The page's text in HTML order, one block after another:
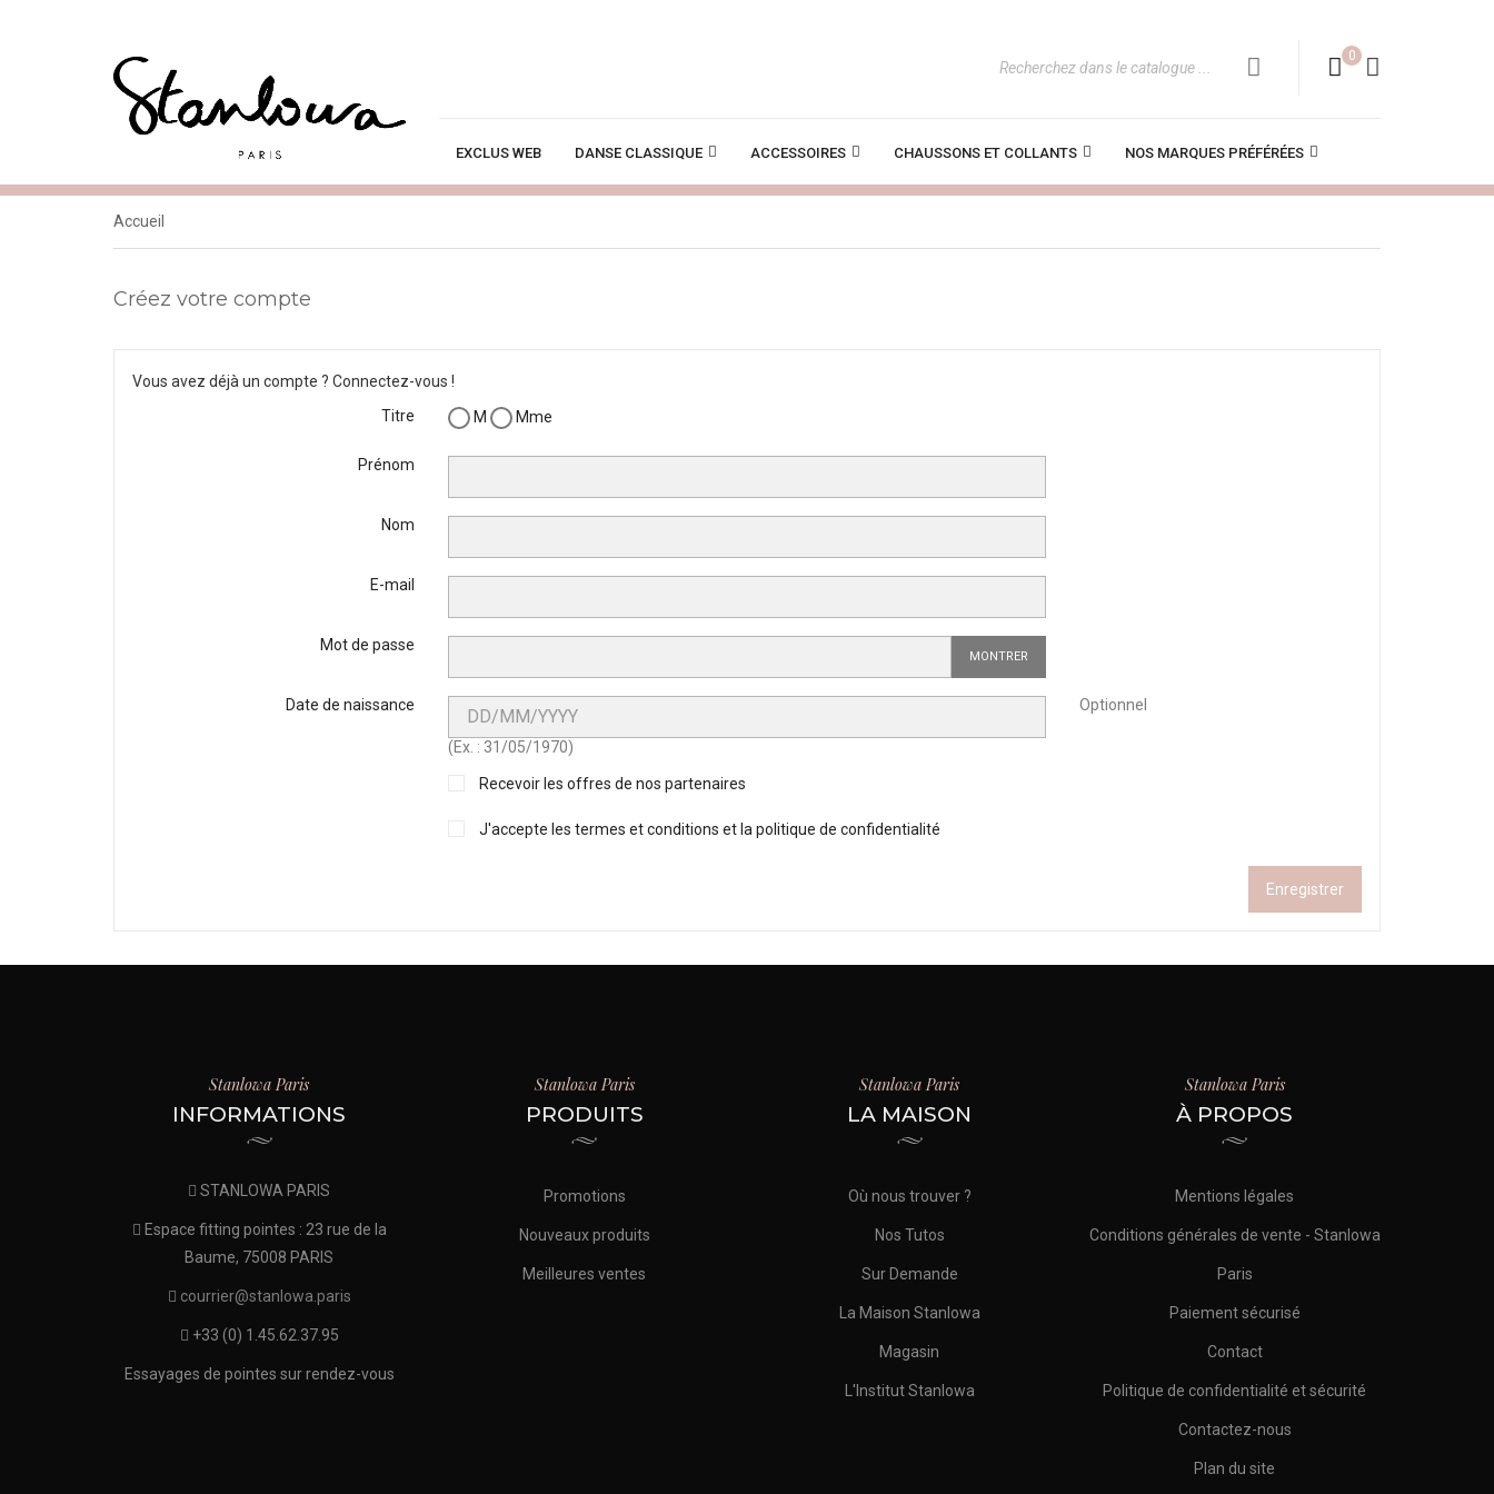
0
EXCLUS WEB DANSE CLASSIQUE ACCESSOIRES CHAUSSONS ET COLLANTS NOS MARQUES PRÉFÉRÉES
Accueil
Créez votre compte
Vous avez déjà un compte ? Connectez-vous !
Titre
M Mme
Prénom
Nom
E-mail
Mot de passe
MONTRER
Date de naissance
(Ex. : 31/05/1970)
Optionnel
Recevoir les offres de nos partenaires
J'accepte les termes et conditions et la politique de confidentialité
Enregistrer
Stanlowa Paris
INFORMATIONS
STANLOWA PARIS
Espace fitting pointes : 23 rue de la
Baume, 75008 PARIS
courrier@stanlowa.paris
+33 (0) 1.45.62.37.95
Essayages de pointes sur rendez-vous
Stanlowa Paris
PRODUITS
Promotions
Nouveaux produits
Meilleures ventes
Stanlowa Paris
LA MAISON
Où nous trouver ?
Nos Tutos
Sur Demande
La Maison Stanlowa
Magasin
L'Institut Stanlowa
Stanlowa Paris
À PROPOS
Mentions légales
Conditions générales de vente - Stanlowa
Paris
Paiement sécurisé
Contact
Politique de confidentialité et sécurité
Contactez-nous
Plan du site